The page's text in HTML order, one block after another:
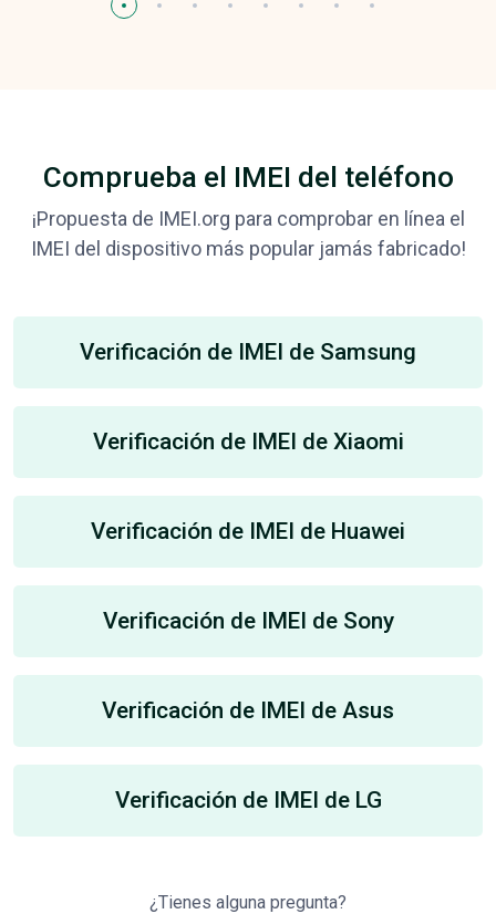
Comprueba el IMEI del teléfono
¡Propuesta de IMEI.org para comprobar en línea el
IMEI del dispositivo más popular jamás fabricado!
Verificación de IMEI de Samsung
Verificación de IMEI de Xiaomi
Verificación de IMEI de Huawei
Verificación de IMEI de Sony
Verificación de IMEI de Asus
Verificación de IMEI de LG
¿Tienes alguna pregunta?